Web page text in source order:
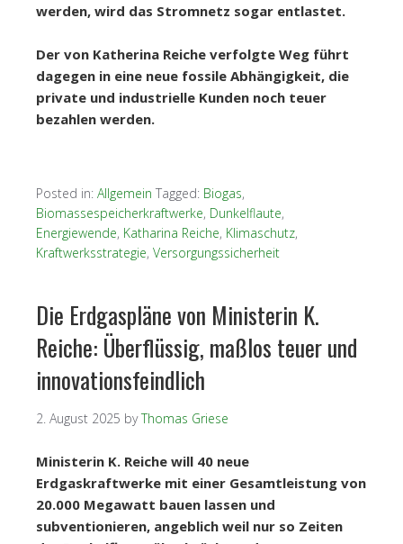
werden, wird das Stromnetz sogar entlastet.
Der von Katherina Reiche verfolgte Weg führt
dagegen in eine neue fossile Abhängigkeit, die
private und industrielle Kunden noch teuer
bezahlen werden.
Posted in: Allgemein Tagged: Biogas,
Biomassespeicherkraftwerke, Dunkelflaute,
Energiewende, Katharina Reiche, Klimaschutz,
Kraftwerksstrategie, Versorgungssicherheit
Die Erdgaspläne von Ministerin K.
Reiche: Überflüssig, maßlos teuer und
innovationsfeindlich
2. August 2025 byThomas Griese
Ministerin K. Reiche will 40 neue
Erdgaskraftwerke mit einer Gesamtleistung von
20.000 Megawatt bauen lassen und
subventionieren, angeblich weil nur so Zeiten